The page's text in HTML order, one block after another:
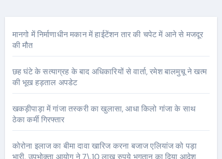
मानगो में निर्माणाधीन मकान में हाईटेंशन तार की चपेट में आने से मजदूर
की मौत
छह घंटे के सत्याग्रह के बाद अधिकारियों से वार्ता, रमेश बालमुचू ने खत्म
की भूख हड़ताल अपडेट
खकड़ीपाड़ा में गांजा तस्करी का खुलासा, आधा किलो गांजा के साथ
ठेका कर्मी गिरफ्तार
कोरोना इलाज का बीमा दावा खारिज करना बजाज एलियांज को पड़ा
भारी, उपभोक्ता आयोग ने 7\.10 लाख रुपये भुगतान का दिया आदेश